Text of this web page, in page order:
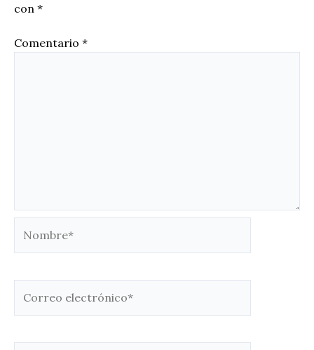
con *
Comentario *
electrónico*